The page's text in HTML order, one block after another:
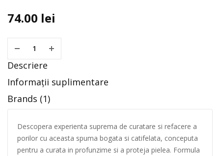
74.00 lei
Descriere
Informații suplimentare
Brands (1)
Descopera experienta suprema de curatare si refacere a
porilor cu aceasta spuma bogata si catifelata, conceputa
pentru a curata in profunzime si a proteja pielea. Formula